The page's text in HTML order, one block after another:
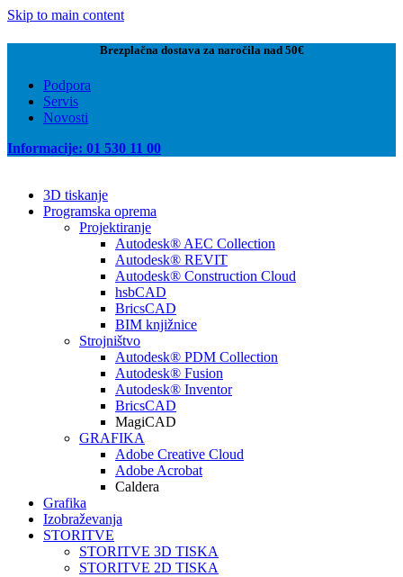
Skip to main content
Brezplačna dostava za naročila nad 50€
Podpora
Servis
Novosti
Informacije: 01 530 11 00
3D tiskanje
Programska oprema
Projektiranje
Autodesk® AEC Collection
Autodesk® REVIT
Autodesk® Construction Cloud
hsbCAD
BricsCAD
BIM knjižnice
Strojništvo
Autodesk® PDM Collection
Autodesk® Fusion
Autodesk® Inventor
BricsCAD
MagiCAD
GRAFIKA
Adobe Creative Cloud
Adobe Acrobat
Caldera
Grafika
Izobraževanja
STORITVE
STORITVE 3D TISKA
STORITVE 2D TISKA